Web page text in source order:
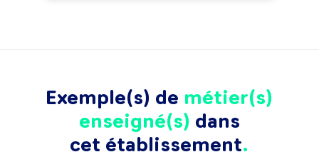
Exemple(s) de métier(s)
enseigné(s) dans
cet établissement